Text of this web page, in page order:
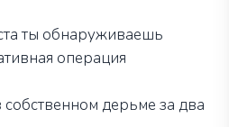
ты обнаруживаешь
операция
дерьме за два